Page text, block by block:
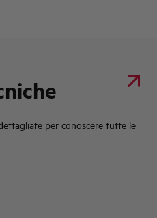
per conoscere tutte le